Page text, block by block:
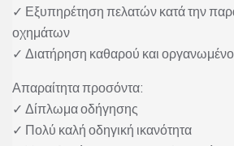
✓ Εξυπηρέτηση πελατών κατά την
οχημάτων
✓ Διατήρηση καθαρού και
Απαραίτητα προσόντα:
✓ Δίπλωμα οδήγησης
✓ Πολύ καλή οδηγική ικανότητα